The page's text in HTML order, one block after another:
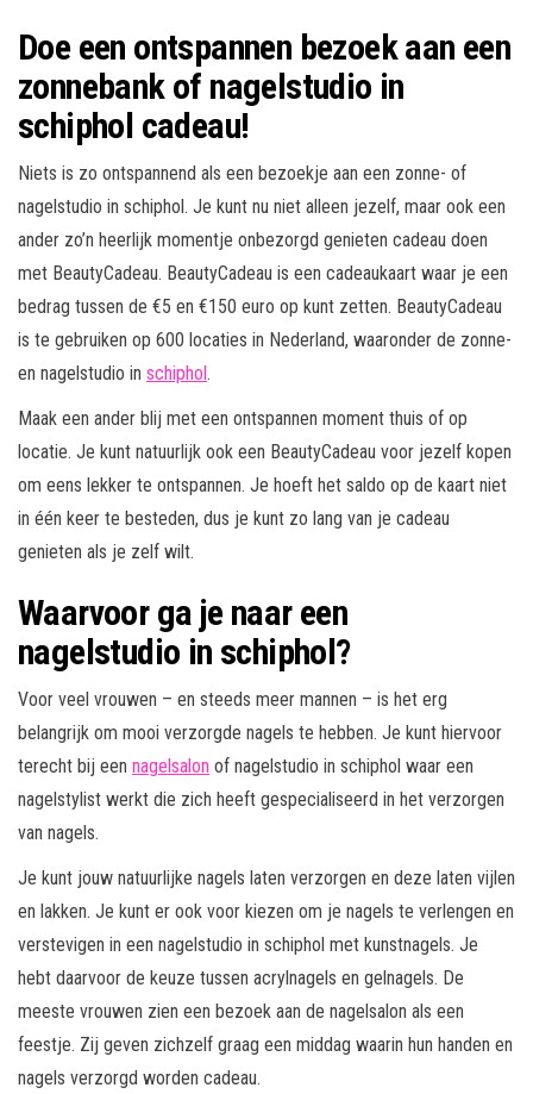
Doe een ontspannen bezoek aan een
zonnebank of nagelstudio in
schiphol cadeau!
Niets is zo ontspannend als een bezoekje aan een zonne- of
nagelstudio in schiphol. Je kunt nu niet alleen jezelf, maar ook een
ander zo’n heerlijk momentje onbezorgd genieten cadeau doen
met BeautyCadeau. BeautyCadeau is een cadeaukaart waar je een
bedrag tussen de €5 en €150 euro op kunt zetten. BeautyCadeau
is te gebruiken op 600 locaties in Nederland, waaronder de zonne-
en nagelstudio in schiphol .
Maak een ander blij met een ontspannen moment thuis of op
locatie. Je kunt natuurlijk ook een BeautyCadeau voor jezelf kopen
om eens lekker te ontspannen. Je hoeft het saldo op de kaart niet
in één keer te besteden, dus je kunt zo lang van je cadeau
genieten als je zelf wilt.
Waarvoor ga je naar een
nagelstudio in schiphol?
Voor veel vrouwen – en steeds meer mannen – is het erg
belangrijk om mooi verzorgde nagels te hebben. Je kunt hiervoor
terecht bij een nagelsalon of nagelstudio in schiphol waar een
nagelstylist werkt die zich heeft gespecialiseerd in het verzorgen
van nagels.
Je kunt jouw natuurlijke nagels laten verzorgen en deze laten vijlen
en lakken. Je kunt er ook voor kiezen om je nagels te verlengen en
verstevigen in een nagelstudio in schiphol met kunstnagels. Je
hebt daarvoor de keuze tussen acrylnagels en gelnagels. De
meeste vrouwen zien een bezoek aan de nagelsalon als een
feestje. Zij geven zichzelf graag een middag waarin hun handen en
nagels verzorgd worden cadeau.